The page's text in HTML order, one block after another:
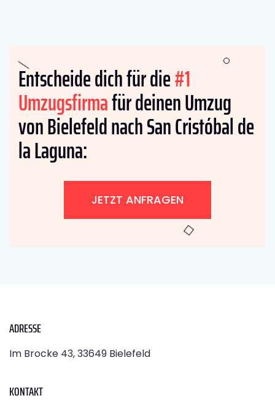
Entscheide dich für die#1
Umzugsfirmafür deinen Umzug
von Bielefeld nach San Cristóbal de
la Laguna:
JETZT ANFRAGEN
ADRESSE
Im Brocke 43, 33649 Bielefeld
KONTAKT